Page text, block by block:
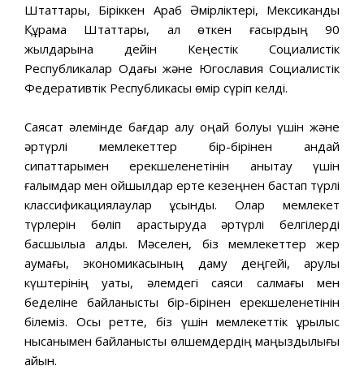
Штаттары, Біріккен Араб Әмірліктері, Мексикандық
Құрама Штаттары, ал өткен ғасырдың 90
жылдарына дейін Кеңестік Социалистік
Республикалар Одағы және Югославия Социалистік
Федеративтік Республикасы өмір сүріп келді.
Саясат әлемінде бағдар алу оңай болуы үшін және
әртүрлі мемлекеттер бір-бірінен қандай
сипаттарымен ерекшеленетінін анықтау үшін
ғалымдар мен ойшылдар ерте кезеңнен бастап түрлі
классификациялаулар ұсынды. Олар мемлекет
түрлерін бөліп қарастыруда әртүрлі белгілерді
басшылыққа алды. Мәселен, біз мемлекеттер жер
аумағы, экономикасының даму деңгейі, қарулы
күштерінің қуаты, әлемдегі саяси салмағы мен
беделіне байланысты бір-бірінен ерекшеленетінін
білеміз. Осы ретте, біз үшін мемлекеттік құрылыс
нысанымен байланысты өлшемдердің маңыздылығы
айқын.